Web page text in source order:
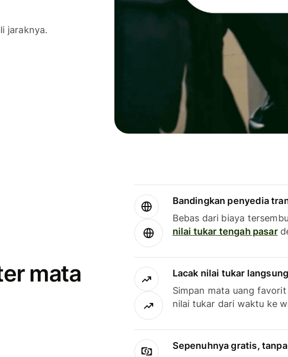
jaraknya.
mata
Bandingkan penyedia
Bebas dari biaya
nilai tukar tengah pasar
Lacak nilai tukar langsung
Simpan mata uang
nilai tukar dari waktu ke
Sepenuhnya gratis,